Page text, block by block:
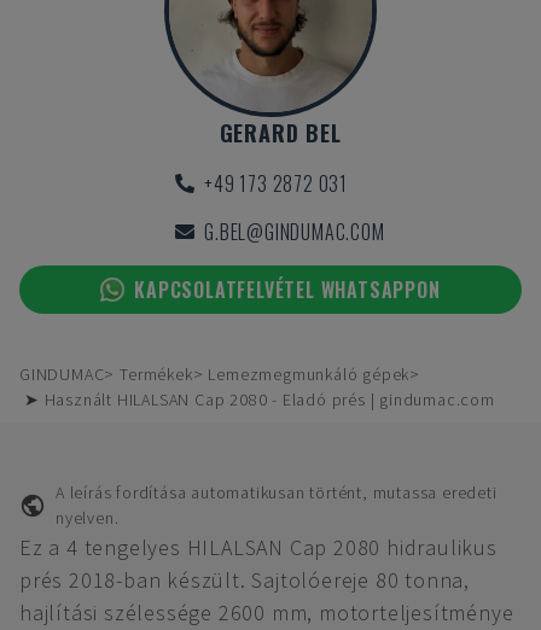
GERARD BEL
+49 173 2872 031
G.BEL@GINDUMAC.COM
KAPCSOLATFELVÉTEL WHATSAPPON
GINDUMAC Termékek
Lemezmegmunkáló gépek
➤ Használt HILALSAN Cap 2080 - Eladó prés | gindumac.com
A leírás fordítása automatikusan történt, mutassa eredeti
nyelven.
Ez a 4 tengelyes HILALSAN Cap 2080 hidraulikus
prés 2018-ban készült. Sajtolóereje 80 tonna,
hajlítási szélessége 2600 mm, motorteljesítménye